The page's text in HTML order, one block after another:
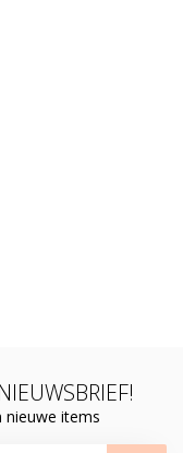
nieuwe items